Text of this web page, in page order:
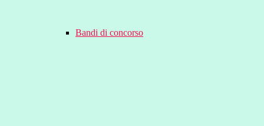
Bandi di concorso